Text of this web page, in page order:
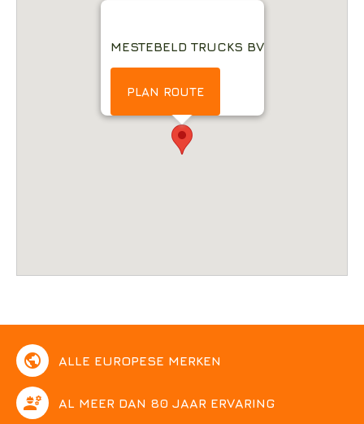
MESTEBELD TRUCKS BV
PLAN ROUTE
public ALLE EUROPESE MERKEN
engineering AL MEER DAN 80 JAAR ERVARING